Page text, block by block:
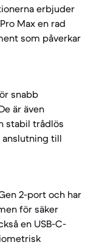
erbjuder
Max en rad
som påverkar
snabb
är även
stabil trådlös
till
2-port och har
för säker
en USB-C-